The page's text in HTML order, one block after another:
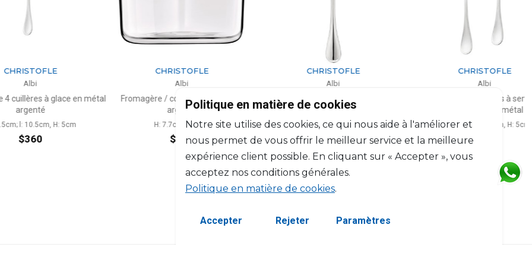
à glace en métal
H: 5cm
CHRISTOFLE
Fromagère / confiturier en métal
H: 7.7cm, D: 9cm
CHRISTOFLE
Fourchette à servir en métal argenté
$313
CHRISTOFLE
Ensemble de 2 pièces à servir les
accompagnements en métal argenté
L: 34.5cm; l: 16.5cm, H: 5cm
$618
Politique en matière de cookies
Notre site utilise des cookies, ce qui nous aide à l'améliorer et
nous permet de vous offrir le meilleur service et la meilleure
expérience client possible. En cliquant sur « Accepter », vous
acceptez nos conditions générales.
Politique en matière de cookies.
Accepter Rejeter Paramètres